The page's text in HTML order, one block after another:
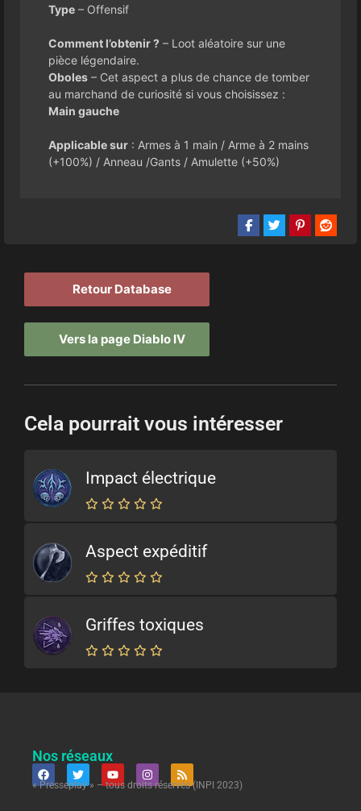
Type – Offensif
Comment l’obtenir ? – Loot aléatoire sur une
pièce légendaire.
Oboles – Cet aspect a plus de chance de tomber
au marchand de curiosité si vous choisissez :
Main gauche
Applicable sur : Armes à 1 main / Arme à 2 mains
(+100%) / Anneau /Gants / Amulette (+50%)
Retour Database
Vers la page Diablo IV
Cela pourrait vous intéresser
Impact électrique
Aspect expéditif
Griffes toxiques
Nos réseaux
« Presseplay » – tous droits réservés (INPI 2023)